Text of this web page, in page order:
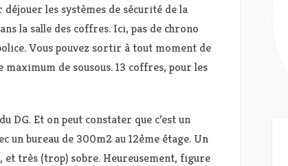
les systèmes de sécurité de la
la salle des coffres. Ici, pas de chrono
Vous pouvez sortir à tout moment de
de sousous. 13 coffres, pour les
DG. Et on peut constater que c’est un
un bureau de 300m2 au 12ème étage. Un
très (trop) sobre. Heureusement, figure